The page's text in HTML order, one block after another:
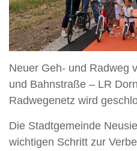
Neuer Geh- und Radweg
und Bahnstraße – LR
Radwegenetz wird
Die Stadtgemeinde
wichtigen Schritt zur